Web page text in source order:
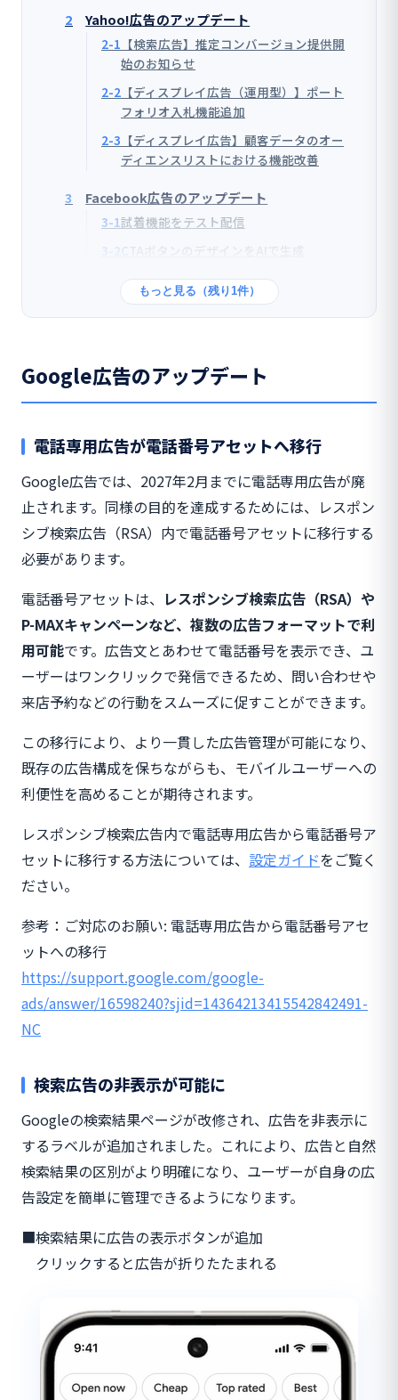
2 Yahoo!広告のアップデート
2-1 【検索広告】推定コンバージョン提供開
始のお知らせ
2-2 【ディスプレイ広告（運用型）】ポート
フォリオ入札機能追加
2-3 【ディスプレイ広告】顧客データのオー
ディエンスリストにおける機能改善
3 Facebook広告のアップデート
3-1試着機能をテスト配信
3-2 CTAボタンのデザインをAIで生成
もっと見る（残り1件）
Google広告のアップデート
電話専用広告が電話番号アセットへ移行
Google広告では、2027年2月までに電話専用広告が廃
止されます。同様の目的を達成するためには、レスポン
シブ検索広告（RSA）内で電話番号アセットに移行する
必要があります。
電話番号アセットは、 レスポンシブ検索広告（RSA）や
P-MAXキャンペーンなど、複数の広告フォーマットで利
用可能です。広告文とあわせて電話番号を表示でき、ユ
ーザーはワンクリックで発信できるため、問い合わせや
来店予約などの行動をスムーズに促すことができます。
この移行により、より一貫した広告管理が可能になり、
既存の広告構成を保ちながらも、モバイルユーザーへの
利便性を高めることが期待されます。
レスポンシブ検索広告内で電話専用広告から電話番号ア
セットに移行する方法については、 設定ガイドをご覧く
ださい。
参考：ご対応のお願い: 電話専用広告から電話番号アセ
ットへの移行
https://support.google.com/google-
ads/answer/16598240?sjid=14364213415542842491-
NC
検索広告の非表示が可能に
Googleの検索結果ページが改修され、広告を非表示に
するラベルが追加されました。これにより、広告と自然
検索結果の区別がより明確になり、ユーザーが自身の広
告設定を簡単に管理できるようになります。
■検索結果に広告の表示ボタンが追加
クリックすると広告が折りたたまれる